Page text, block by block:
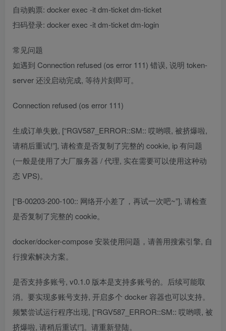
自动购票: docker exec -it dm-ticket dm-ticket
扫码登录: docker exec -it dm-ticket dm-login
常见问题
如遇到 Connection refused (os error 111) 错误, 说明 token-
server 还没启动完成, 等待片刻即可。
Connection refused (os error 111)
生成订单失败, [“RGV587_ERROR::SM:: 哎哟喂, 被挤爆啦,
请稍后重试!”], 请检查是否复制了完整的 cookie, ip 有问题
(一般是使用了大厂服务器 / 代理, 实在需要可以使用这种动
态 VPS)。
[“B-00203-200-100:: 网络开小差了，再试一次吧~”], 请检查
是否复制了完整的 cookie。
docker/docker-compose 安装使用问题，请善用搜索引擎, 自
行搜索解决方案。
是否支持多账号, v0.1.0 版本是支持多账号的。后续可能取
消。要实现多账号支持, 开启多个 docker 容器也可以支持。
频繁尝试运行程序出现, [“RGV587_ERROR::SM:: 哎哟喂, 被
挤爆啦, 请稍后重试!”]。请重新登陆。